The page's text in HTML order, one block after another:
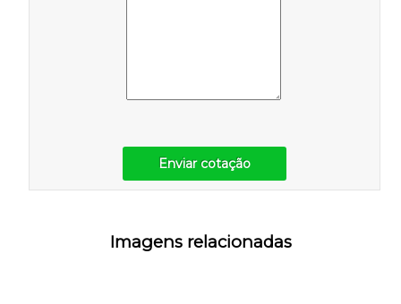
Enviar cotação
Imagens relacionadas